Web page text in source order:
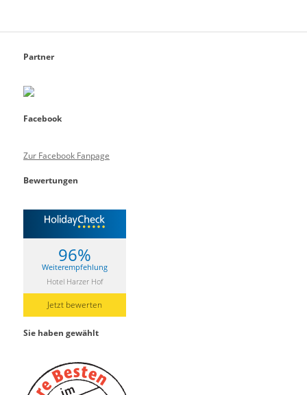
Partner
Facebook
Zur Facebook Fanpage
Bewertungen
96%
Weiterempfehlung
Hotel Harzer Hof
Jetzt bewerten
Sie haben gewählt